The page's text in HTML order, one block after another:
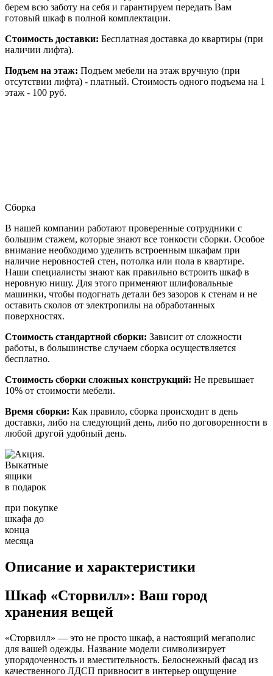
берем всю заботу на себя и гарантируем передать Вам
готовый шкаф в полной комплектации.
Стоимость доставки: Бесплатная доставка до квартиры (при
наличии лифта).
Подъем на этаж: Подъем мебели на этаж вручную (при
отсутствии лифта) - платный. Стоимость одного подъема на 1
этаж - 100 руб.
Сборка
В нашей компании работают проверенные сотрудники с
большим стажем, которые знают все тонкости сборки. Особое
внимание необходимо уделить встроенным шкафам при
наличие неровностей стен, потолка или пола в квартире.
Наши специалисты знают как правильно встроить шкаф в
неровную нишу. Для этого применяют шлифовальные
машинки, чтобы подогнать детали без зазоров к стенам и не
оставить сколов от электропилы на обработанных
поверхностях.
Стоимость стандартной сборки: Зависит от сложности
работы, в большинстве случаем сборка осуществляется
бесплатно.
Стоимость сборки сложных конструкций: Не превышает
10% от стоимости мебели.
Время сборки: Как правило, сборка происходит в день
доставки, либо на следующий день, либо по договоренности в
любой другой удобный день.
Выкатные
ящики
в подарок
при покупке
шкафа до
конца
месяца
Описание и характеристики
Шкаф «Сторвилл»: Ваш город
хранения вещей
«Сторвилл» — это не просто шкаф, а настоящий мегаполис
для вашей одежды. Название модели символизирует
упорядоченность и вместительность. Белоснежный фасад из
качественного ЛДСП привносит в интерьер ощущение